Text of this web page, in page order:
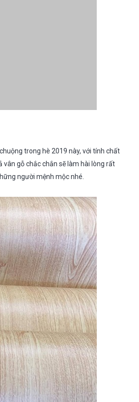
trong hè 2019 này, với tính chất
vân gỗ chắc chắn sẽ làm hài lòng rất
người mệnh mộc nhé.